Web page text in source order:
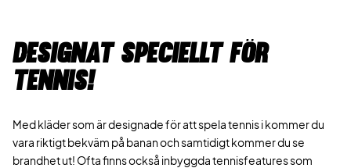
Designat speciellt för
tennis!
Med kläder som är designade för att spela tennis i kommer du
vara riktigt bekväm på banan och samtidigt kommer du se
brandhet ut! Ofta finns också inbyggda tennisfeatures som